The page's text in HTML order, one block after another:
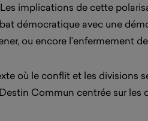
Les implications de cette
démocratique avec une
ou encore l’enfermement
où le conflit et les divisions
Commun centrée sur